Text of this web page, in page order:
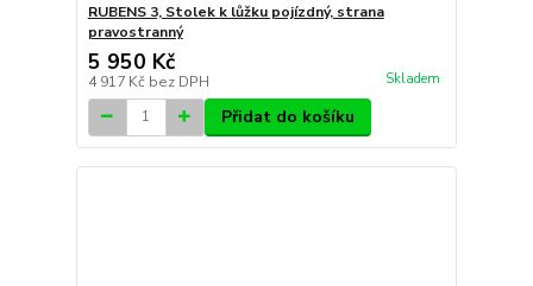
RUBENS 3, Stolek k lůžku pojízdný, strana
pravostranný
5 950 Kč
4 917 Kč bez DPH Skladem
Přidat do košíku